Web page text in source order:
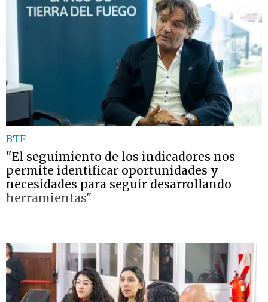
BTF
"El seguimiento de los indicadores nos
permite identificar oportunidades y
necesidades para seguir desarrollando
herramientas"